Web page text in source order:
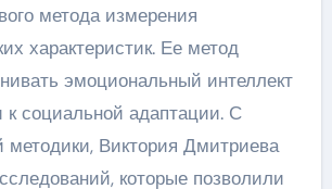
метода измерения
характеристик. Ее метод
эмоциональный интеллект
к социальной адаптации. С
Виктория Дмитриева
которые позволили